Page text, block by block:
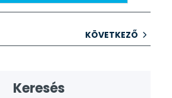
KÖVETKEZŐ
Keresés